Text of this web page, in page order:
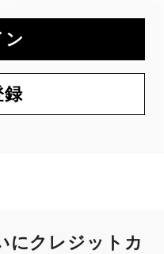
ン
録
にクレジットカ